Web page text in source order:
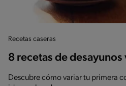
Recetas caseras
8 recetas de desayunos
Descubre cómo variar tu primera